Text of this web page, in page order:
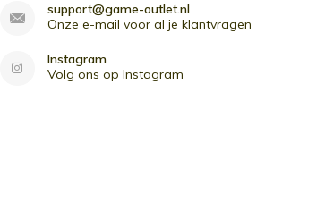
support@game-outlet.nl
Onze e-mail voor al je klantvragen
Instagram
Volg ons op Instagram